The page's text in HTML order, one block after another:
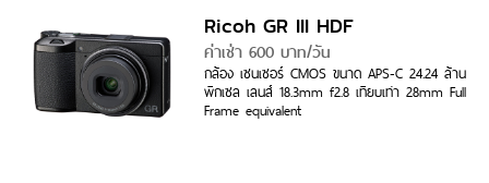
Ricoh GR III HDF
ค่าเช่า 600 บาท/วัน
กล้อง เซนเซอร์ CMOS ขนาด APS-C 24.24 ล้าน
พิกเซล เลนส์ 18.3mm f2.8 เทียบเท่า 28mm Full
Frame equivalent